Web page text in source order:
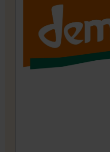
eine Wurzel für den
kann, wächst die
ihren Feldern. In dem
seit 1993 eine große
über 200